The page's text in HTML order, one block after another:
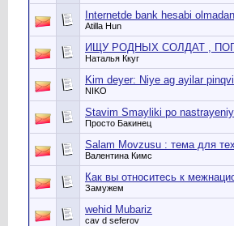
Internetde bank hesabi
Atilla Hun
ИЩУ РОДНЫХ СОЛДАТ ,
Наталья Ккуг
Kim deyer: Niye ag ayilar
NIKO
Stavim Smayliki po
Просто Бакинец
Salam Movzusu : тема для
Валентина Кимс
Как вы относитесь к
Замужем
wehid Mubariz
cav d seferov